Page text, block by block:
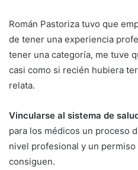
Román Pastoriza tuvo que
de tener una experiencia
tener una categoría, me tuve
casi como si recién hubiera
relata.
Vincularse al sistema de
para los médicos un proceso
nivel profesional y un
consiguen.